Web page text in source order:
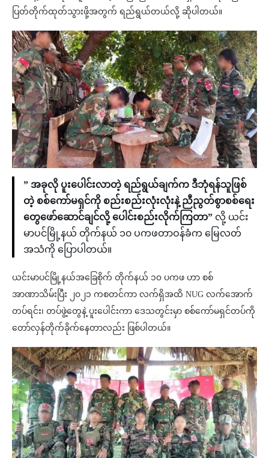
ပြတ်တိုက်ထုတ်သွားဖို့အတွက် ရည်ရွယ်တယ်လို့ ဆိုပါတယ်။
” အခုလို ပူးပေါင်းလာတဲ့ ရည်ရွယ်ချက်က ဒီဘုံရန်သူဖြစ်
တဲ့ စစ်ကော်မရှင်ကို စည်းစည်းလုံးလုံးနဲ့ ညီညွတ်စွာစစ်ရေး
တွေဖော်ဆောင်ချင်လို့ ပေါင်းစည်းလိုက်ကြတာ” လို့ ယင်း
မာပင်မြို့နယ် တိုက်နယ် ၁၀ ပကဖတာဝန်ခံက မြေလတ်
အသံကို ပြောပါတယ်။
ယင်းမာပင်မြို့နယ်အခြေစိုက် တိုက်နယ် ၁၀ ပကဖ ဟာ စစ်
အာဏာသိမ်းပြီး ၂၀၂၁ ကစတင်ကာ လက်ရှိအထိ NUG လက်အောက်
တပ်ရင်း၊ တပ်ဖွဲ့တွေနဲ့ ပူးပေါင်းကာ ဒေသတွင်းမှာ စစ်ကော်မရှင်တပ်ကို
တော်လှန်တိုက်ခိုက်နေတာလည်း ဖြစ်ပါတယ်။